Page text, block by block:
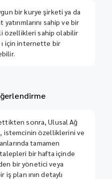
bir kurye şirketi ya da
yatırımlarını sahip ve bir
özellikleri sahip olabilir
ı için internette bir
sonra, Ulusal Ağ
istemcinin özelliklerini ve
tamamen
bir hafta içinde
bir yönetici veya
iş plan ının detaylı